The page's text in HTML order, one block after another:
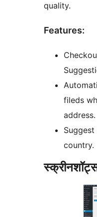
quality.
Features:
fileds
address.
country.